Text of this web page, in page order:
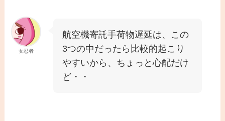
女忍者
航空機寄託手荷物遅延は、この
3つの中だったら比較的起こり
やすいから、ちょっと心配だけ
ど・・